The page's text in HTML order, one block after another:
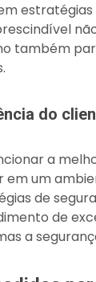
também
do
a
um
de
de
a